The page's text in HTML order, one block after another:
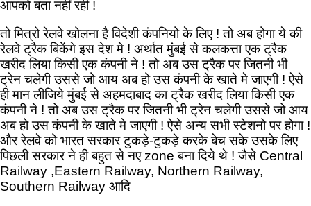
आपको बता नहीं रही !
तो मित्रो रेलवे खोलना है विदेशी कंपनियो के लिए ! तो अब होगा ये की
रेलवे ट्रैक बिकेंगे इस देश मे ! अर्थात मुंबई से कलकत्ता एक ट्रैक
खरीद लिया किसी एक कंपनी ने ! तो अब उस ट्रैक पर जितनी भी
ट्रेन चलेगी उससे जो आय अब हो उस कंपनी के खाते मे जाएगी ! ऐसे
ही मान लीजिये मुंबई से अहमदाबाद का ट्रैक खरीद लिया किसी एक
कंपनी ने ! तो अब उस ट्रैक पर जितनी भी ट्रेन चलेगी उससे जो आय
अब हो उस कंपनी के खाते मे जाएगी ! ऐसे अन्य सभी स्टेशनो पर होगा !
और रेलवे को भारत सरकार टुकड़े-टुकड़े करके बेच सके उसके लिए
पिछली सरकार ने ही बहुत से नए zone बना दिये थे ! जैसे Central
Railway ,Eastern Railway, Northern Railway,
Southern Railway आदि